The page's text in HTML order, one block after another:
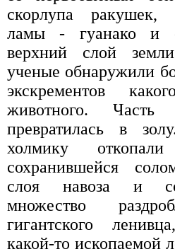
скорлупа ракушек,
ламы - гуанако и
верхний слой
ученые обнаружили
экскрементов
животного.
превратилась в
холмику
сохранившейся
слоя навоза и
множество
гигантского
какой-то ископаемой